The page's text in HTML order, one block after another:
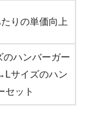
りの単価向上
のハンバーガー
サイズのハン
セット